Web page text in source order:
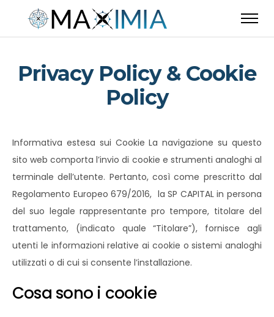
Privacy Policy & Cookie
Policy
Informativa estesa sui Cookie La navigazione su questo
sito web comporta l’invio di cookie e strumenti analoghi al
terminale dell’utente. Pertanto, così come prescritto dal
Regolamento Europeo 679/2016, la SP CAPITAL in persona
del suo legale rappresentante pro tempore, titolare del
trattamento, (indicato quale “Titolare”), fornisce agli
utenti le informazioni relative ai cookie o sistemi analoghi
utilizzati o di cui si consente l’installazione.
Cosa sono i cookie